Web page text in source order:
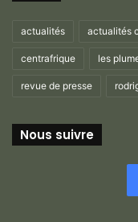
actualités actualités
centrafrique les
revue de presse
Nous suivre